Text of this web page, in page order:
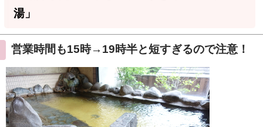
湯」
営業時間も15時→19時半と短すぎるので注意！